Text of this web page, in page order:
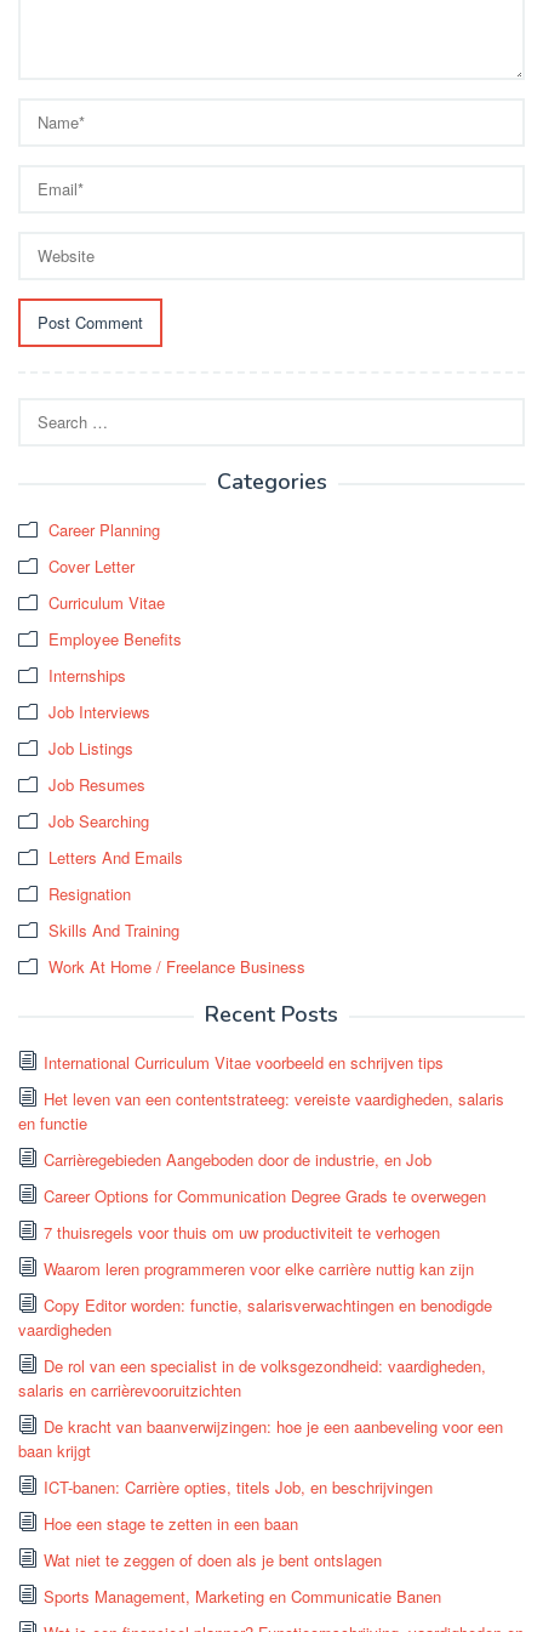
for:
Categories
Career Planning
Cover Letter
Curriculum Vitae
Employee Benefits
Internships
Job Interviews
Job Listings
Job Resumes
Job Searching
Letters And Emails
Resignation
Skills And Training
Work At Home / Freelance Business
Recent Posts
International Curriculum Vitae voorbeeld en schrijven tips
Het leven van een contentstrateeg: vereiste vaardigheden, salaris
en functie
Carrièregebieden Aangeboden door de industrie, en Job
Career Options for Communication Degree Grads te overwegen
7 thuisregels voor thuis om uw productiviteit te verhogen
Waarom leren programmeren voor elke carrière nuttig kan zijn
Copy Editor worden: functie, salarisverwachtingen en benodigde
vaardigheden
De rol van een specialist in de volksgezondheid: vaardigheden,
salaris en carrièrevooruitzichten
De kracht van baanverwijzingen: hoe je een aanbeveling voor een
baan krijgt
ICT-banen: Carrière opties, titels Job, en beschrijvingen
Hoe een stage te zetten in een baan
Wat niet te zeggen of doen als je bent ontslagen
Sports Management, Marketing en Communicatie Banen